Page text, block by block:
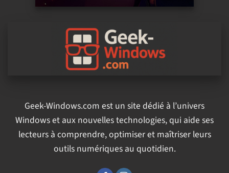
Geek-Windows.com est un site dédié à l’univers
Windows et aux nouvelles technologies, qui aide ses
lecteurs à comprendre, optimiser et maîtriser leurs
outils numériques au quotidien.